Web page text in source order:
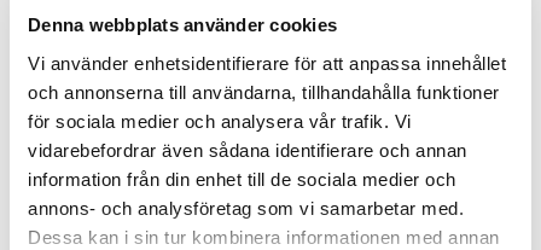
Denna webbplats använder cookies
Vi använder enhetsidentifierare för att anpassa innehållet
och annonserna till användarna, tillhandahålla funktioner
för sociala medier och analysera vår trafik. Vi
vidarebefordrar även sådana identifierare och annan
information från din enhet till de sociala medier och
annons- och analysföretag som vi samarbetar med.
Dessa kan i sin tur kombinera informationen med annan
Dela med dig
F
a
e
b
o
k
Relaterade produkter